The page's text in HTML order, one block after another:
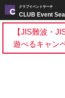
クラブイベントサーチ
CLUB Event
【JIS難波・
遊べるキャン